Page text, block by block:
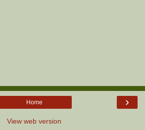
›
Home
View web version